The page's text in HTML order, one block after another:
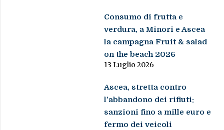
Consumo di frutta e
verdura, a Minori e Ascea
la campagna Fruit & salad
on the beach 2026
13 Luglio 2026
Ascea, stretta contro
l’abbandono dei rifiuti:
sanzioni fino a mille euro e
fermo dei veicoli